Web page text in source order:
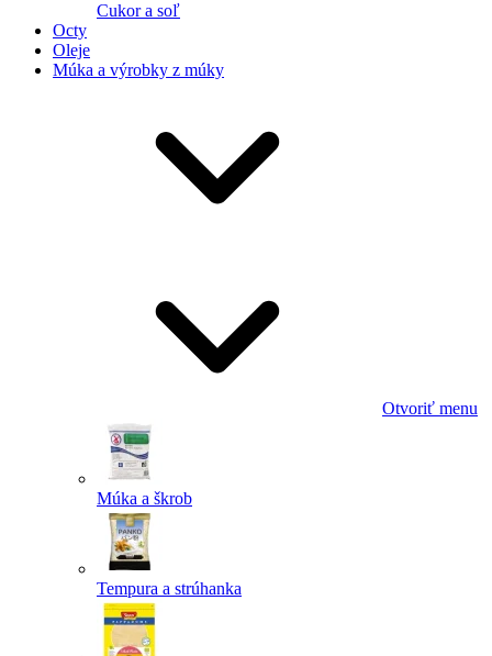
Cukor a soľ
Octy
Oleje
Múka a výrobky z múky
Otvoriť menu
Múka a škrob
Tempura a strúhanka
Powered by chaterimo